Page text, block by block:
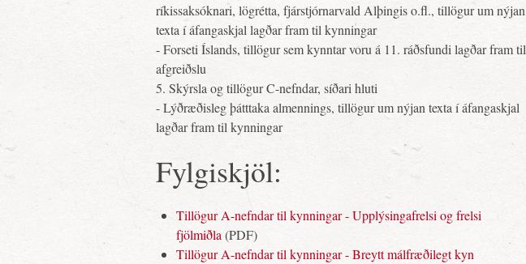
ríkissaksóknari, lögrétta, fjárstjórnarvald Alþingis o.fl., tillögur um nýjan
texta í áfangaskjal lagðar fram til kynningar
- Forseti Íslands, tillögur sem kynntar voru á 11. ráðsfundi lagðar fram til
afgreiðslu
5. Skýrsla og tillögur C-nefndar, síðari hluti
- Lýðræðisleg þátttaka almennings, tillögur um nýjan texta í áfangaskjal
lagðar fram til kynningar
Fylgiskjöl:
Tillögur A-nefndar til kynningar - Upplýsingafrelsi og frelsi
fjölmiðla (PDF)
Tillögur A-nefndar til kynningar - Breytt málfræðilegt kyn